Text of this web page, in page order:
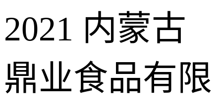
2021 内蒙古
鼎业食品有限